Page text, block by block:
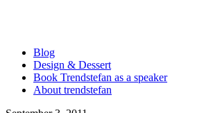
Blog
Design & Dessert
Book Trendstefan as a speaker
About trendstefan